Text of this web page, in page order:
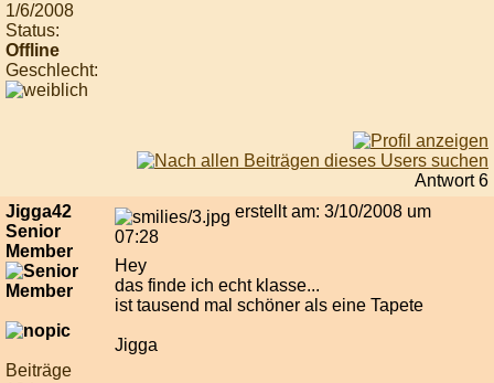
1/6/2008
Status:
Offline
Geschlecht:
Antwort 6
Jigga42
Senior
Member
Beiträge
erstellt am: 3/10/2008 um
07:28
Hey
das finde ich echt klasse...
ist tausend mal schöner als eine Tapete
Jigga